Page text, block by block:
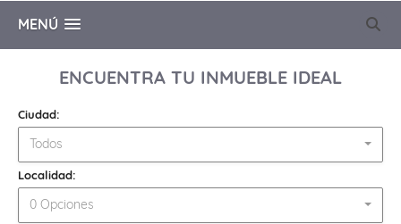
MENÚ
ENCUENTRA TU INMUEBLE IDEAL
Ciudad:
Todos
Localidad:
0 Opciones